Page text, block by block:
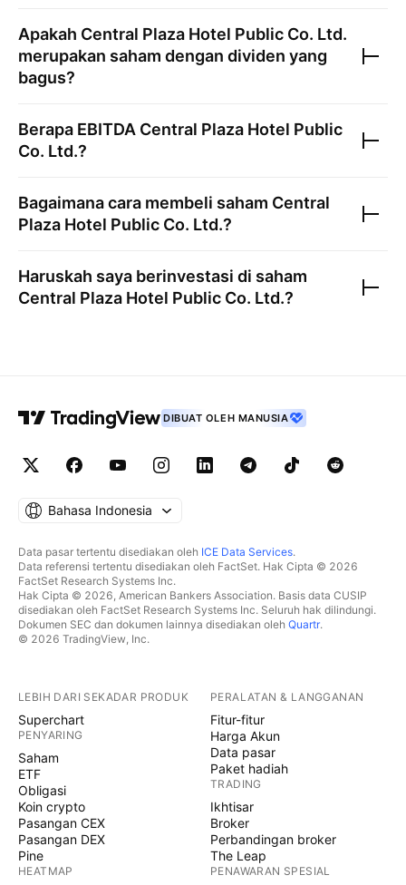
Apakah Central Plaza Hotel Public Co. Ltd.
merupakan saham dengan dividen yang
bagus?
Berapa EBITDA Central Plaza Hotel Public
Co. Ltd.?
Bagaimana cara membeli saham Central
Plaza Hotel Public Co. Ltd.?
Haruskah saya berinvestasi di saham
Central Plaza Hotel Public Co. Ltd.?
DIBUAT OLEH MANUSIA
Bahasa Indonesia
Data pasar tertentu disediakan oleh ICE Data Services.
Data referensi tertentu disediakan oleh FactSet. Hak Cipta © 2026
FactSet Research Systems Inc.
Hak Cipta © 2026, American Bankers Association. Basis data CUSIP
disediakan oleh FactSet Research Systems Inc. Seluruh hak dilindungi.
Dokumen SEC dan dokumen lainnya disediakan oleh Quartr.
© 2026 TradingView, Inc.
LEBIH DARI SEKADAR PRODUK
Superchart
PENYARING
Saham
ETF
Obligasi
Koin crypto
Pasangan CEX
Pasangan DEX
Pine
HEATMAP
PERALATAN & LANGGANAN
Fitur-fitur
Harga Akun
Data pasar
Paket hadiah
TRADING
Ikhtisar
Broker
Perbandingan broker
The Leap
PENAWARAN SPESIAL